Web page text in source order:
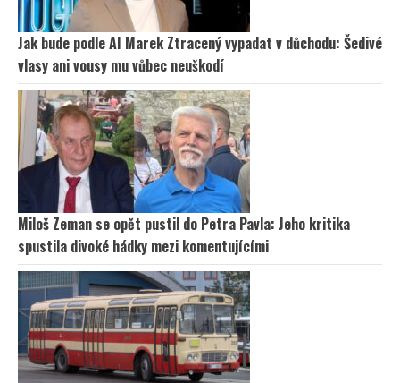
Jak bude podle AI Marek Ztracený vypadat v důchodu: Šedivé
vlasy ani vousy mu vůbec neuškodí
Miloš Zeman se opět pustil do Petra Pavla: Jeho kritika
spustila divoké hádky mezi komentujícími